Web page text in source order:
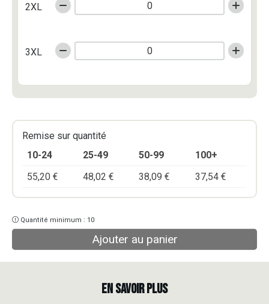
2XL
3XL
Remise sur quantité
10-24
25-49 50-99
100+
55,20 € 48,02 € 38,09 € 37,54 €
Quantité minimum : 10
Ajouter au panier
EN SAVOIR PLUS